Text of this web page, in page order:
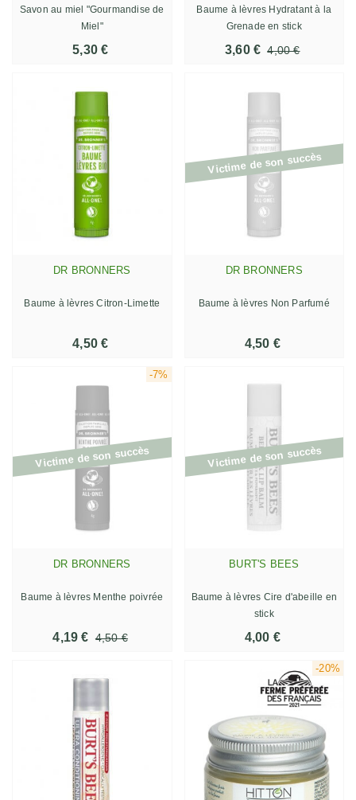
Savon au miel "Gourmandise de
Miel"
5,30 €
Baume à lèvres Hydratant à la
Grenade en stick
3,60 € 4,00 €
DR BRONNERS
Baume à lèvres Citron-Limette
4,50 €
Victime de son succès
DR BRONNERS
Baume à lèvres Non Parfumé
4,50 €
-7%
Victime de son succès
DR BRONNERS
Baume à lèvres Menthe poivrée
4,19 € 4,50 €
Victime de son succès
BURT'S BEES
Baume à lèvres Cire d'abeille en
stick
4,00 €
-20%